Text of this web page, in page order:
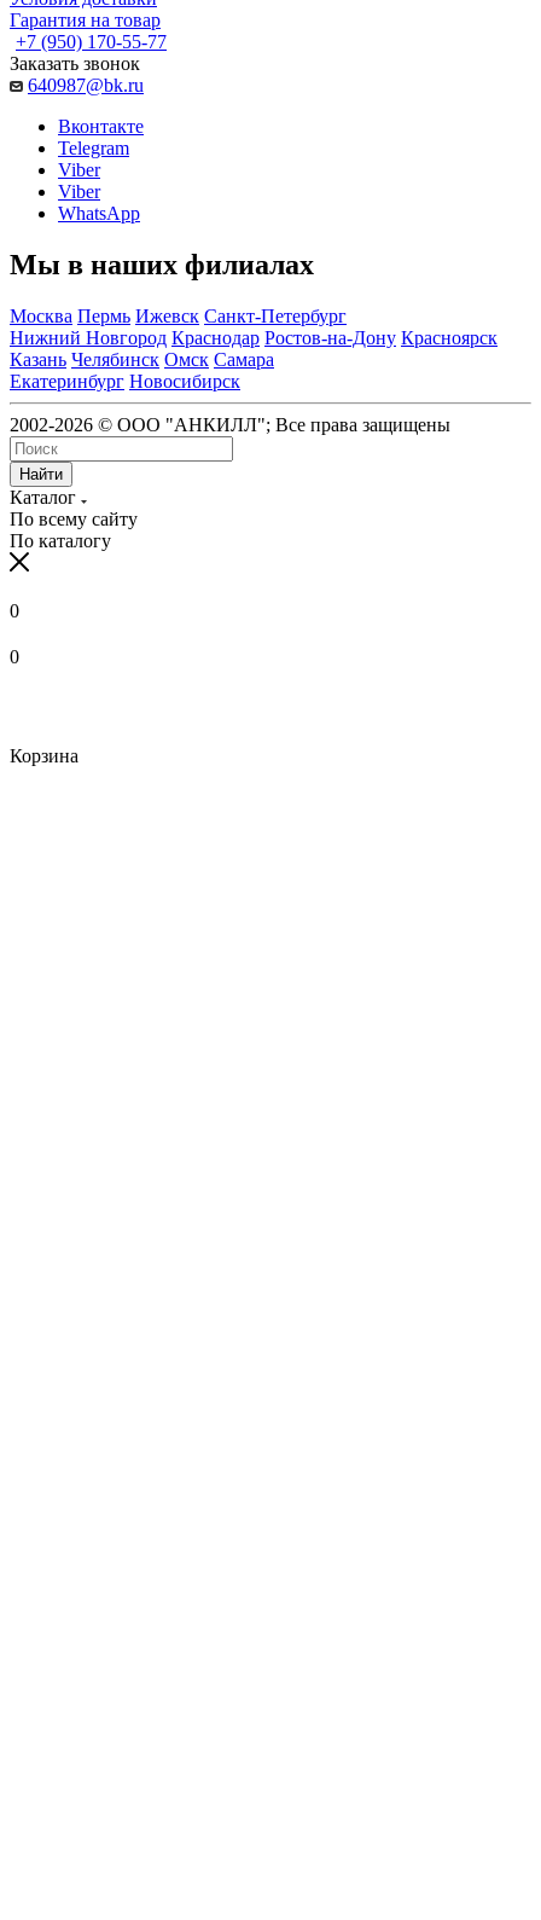
Гарантия на товар
+7 (950) 170-55-77
Заказать звонок
640987@bk.ru
Вконтакте
Telegram
Viber
Viber
WhatsApp
Мы в наших филиалах
Москва Пермь Ижевск Санкт-Петербург
Нижний Новгород Краснодар Ростов-на-Дону Красноярск
Казань Челябинск Омск Самара
Екатеринбург Новосибирск
2002-2026 © ООО "АНКИЛЛ"; Все права защищены
Найти
Каталог
По всему сайту
По каталогу
0
0
Корзина